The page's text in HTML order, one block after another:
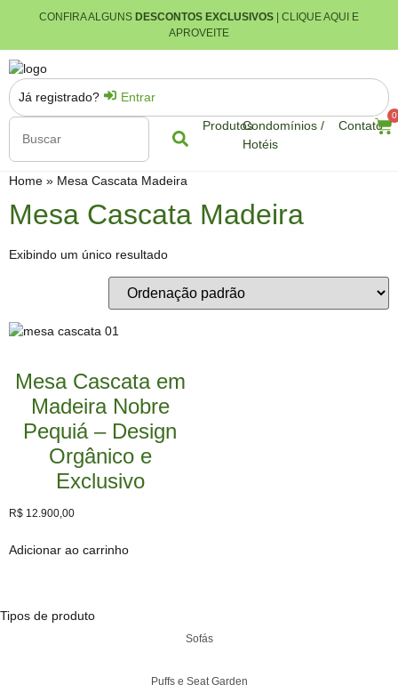
CONFIRA ALGUNS DESCONTOS EXCLUSIVOS | CLIQUE AQUI E
APROVEITE
ProdutosCondomínios /
Hotéis
Contato
0
Já registrado? Entrar
Home » Mesa Cascata Madeira
Mesa Cascata Madeira
Exibindo um único resultado
Mesa Cascata em
Madeira Nobre
Pequiá – Design
Orgânico e
Exclusivo
R$ 12.900,00
Adicionar ao carrinho
Tipos de produto
Sofás
Puffs e Seat Garden